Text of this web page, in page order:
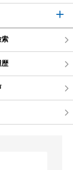
索
歴